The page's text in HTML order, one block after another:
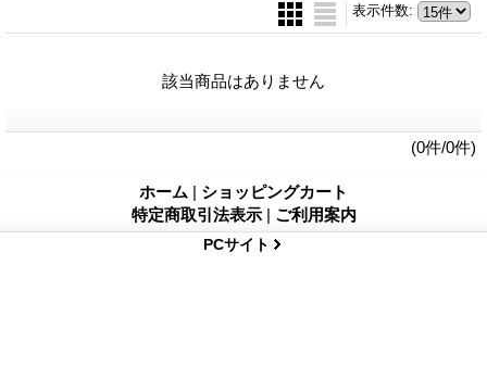
表示件数:
該当商品はありません
(0件/0件)
ホーム | ショッピングカート
特定商取引法表示 | ご利用案内
PCサイト